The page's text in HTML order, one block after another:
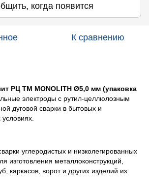
когда появится
К сравнению
РЦ TM MONOLITH Ø5,0 мм (упаковка
электроды с рутил-целлюлозным
дуговой сварки в бытовых и
углеродистых и низколегированных
изготовления металлоконструкций,
каркасов, ворот и других изделий из